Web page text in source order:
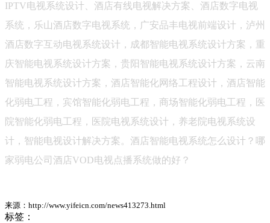
IPTV电视系统设计、酒店有线电视解决方案、酒店数字电视
系统，乐山酒店数字电视系统，广安品丰电视前端设计，泸州
酒店数字互动电视系统设计，成都智能电视系统设计方案，重
庆智能电视系统设计方案，贵阳智能电视系统设计方案，云南
智能电视系统设计方案，酒店智能化网络工程设计，酒店智能
化弱电工程，宾馆智能化弱电工程，商场智能化弱电工程，医
院智能化弱电工程，医院电视系统设计，养老院电视系统设
计，智能电视设计解决方案。酒店智能电视系统怎么设计？哪
家弱电公司酒店VOD电视点播系统做的好？
来源：http://www.yifeicn.com/news413273.html
标签：